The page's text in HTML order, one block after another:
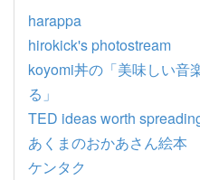
harappa
hirokick's photostream
koyomi丼の「美味しい音
る」
TED ideas worth
あくまのおかあさん絵本
ケンタク